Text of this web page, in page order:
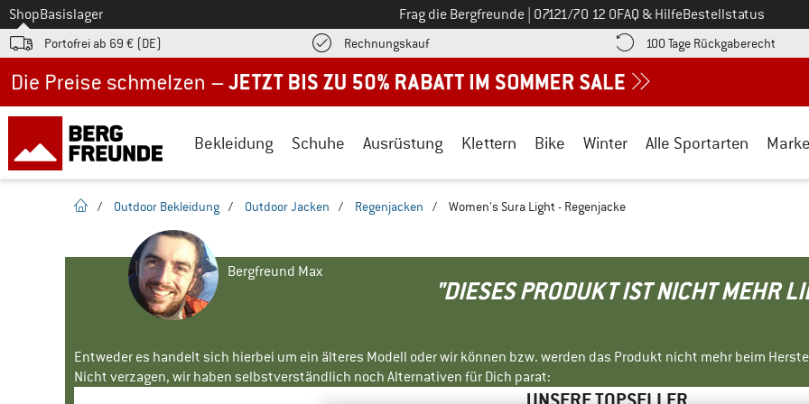
Zum
ShopBasislager Frag die Bergfreunde Ruf uns an unter
07121/70 12 0FAQ & HilfeBestellstatus
Portofrei ab 69 € (DE) RechnungskaufFinde die Zahlungs-Infos hier! Öffnet sich in einer Infobox
100 Tage Rückgaberecht
Bekleidung Schuhe Ausrüstung Klettern Bike Winter Alle Sportarten
Startseite
/ Outdoor Bekleidung / Outdoor Jacken / Regenjacken / Women's Sura Light - Regenjacke
Bergfreund Max
"DIESES PRODUKT IST NICHT MEHR
Entweder es handelt sich hierbei um ein älteres Modell oder wir können bzw. werden das Produkt nicht mehr beim
Nicht verzagen, wir haben selbstverständlich noch Alternativen für Dich parat: